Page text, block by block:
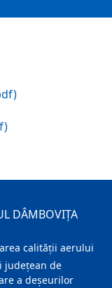
DÂMBOVIȚA
calității aerului
județean de
a deșeurilor